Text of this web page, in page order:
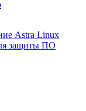
Astra Linux
защиты ПО